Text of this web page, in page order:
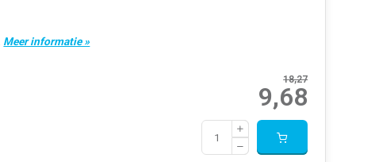
Meer informatie »
18,27
9,68